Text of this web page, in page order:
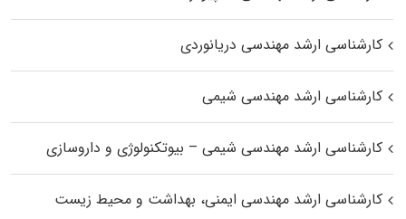
کارشناسی ارشد مهندسی دریانوردی
کارشناسی ارشد مهندسی شیمی
کارشناسی ارشد مهندسی شیمی – بیوتکنولوژی و داروسازی
کارشناسی ارشد مهندسی ایمنی، بهداشت و محیط زیست